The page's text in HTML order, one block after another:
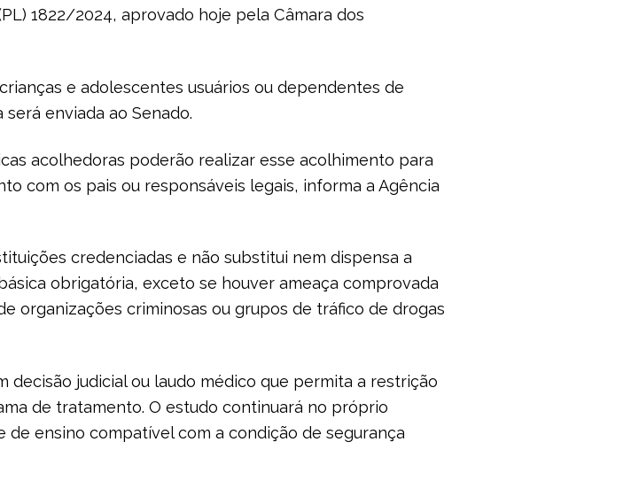
1822/2024, aprovado hoje pela Câmara dos
e adolescentes usuários ou dependentes de
enviada ao Senado.
acolhedoras poderão realizar esse acolhimento para
com os pais ou responsáveis legais, informa a Agência
credenciadas e não substitui nem dispensa a
obrigatória, exceto se houver ameaça comprovada
organizações criminosas ou grupos de tráfico de drogas
decisão judicial ou laudo médico que permita a restrição
de tratamento. O estudo continuará no próprio
ensino compatível com a condição de segurança